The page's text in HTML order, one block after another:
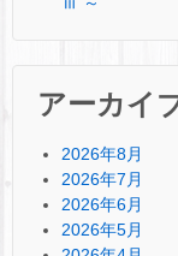
アーカイ
2026年8月
2026年7月
2026年6月
2026年5月